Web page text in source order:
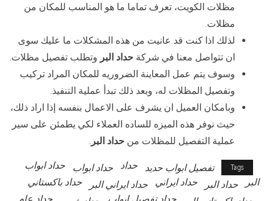
مظلات الكويت، تعرف تماما ما هو المناسب للمكان من
مظلات.
لذلك اذا كنت قد عانيت من هذه المشكلات ما عليك سوى
ان تتواصل معنا في شركة حداد البر وتطلب تفصيل مظلات.
وسوف يتم عمل المعاينة الضروريه للمكان المراد تركيب
وتفصيل المظلات له، وبعد ذلك تبدأ عملية التنفيذ.
وبامكان العميل ان يشرف على الاعمال بنفسه إذا اراد ذلك،
حيث نوفر هذه الميزه للساده العملاء لكي يطمئن على سير
عملية التفصيل للمظلات من حداد البر .
Tags تفصيل ابواب حديد حداد حداد ابواب
حداد ابواب
البر
حداد البر حداد ايراني حداد ايراني البر
حداد باكستاني